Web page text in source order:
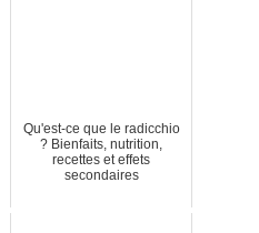
Qu'est-ce que le radicchio
? Bienfaits, nutrition,
recettes et effets
secondaires